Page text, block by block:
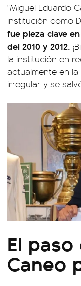
"Miguel Eduardo
institución como
fue pieza clave
del 2010 y 2012.
la institución en
actualmente en la
irregular y se
El
Caneo